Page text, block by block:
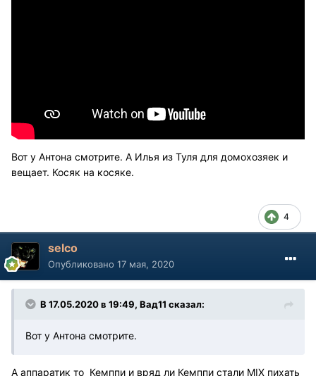
Вот у Антона смотрите. А Илья из Туля для домохозяек и
вещает. Косяк на косяке.
4
selco
Опубликовано 17 мая, 2020
В 17.05.2020 в 19:49, Вад11 сказал:
Вот у Антона смотрите.
А аппаратик то Кемппи и вряд ли Кемппи стали MIX пихать